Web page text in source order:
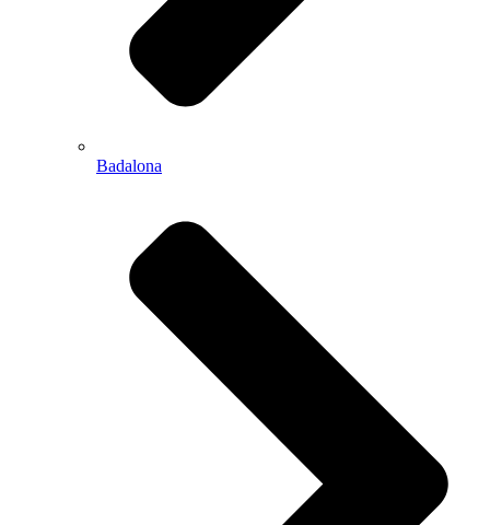
Badalona